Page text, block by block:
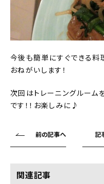
今後も簡単にすぐできる料
おねがいします！
次回はトレーニングルーム
です！！お楽しみに♪
前の記事へ 記
関連記事